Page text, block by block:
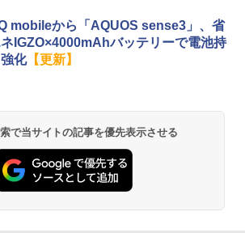
mobileから「AQUOS sense3」、省
IGZO×4000mAhバッテリーで電池持
化【更新】
で当サイトの記事を優先表示させる